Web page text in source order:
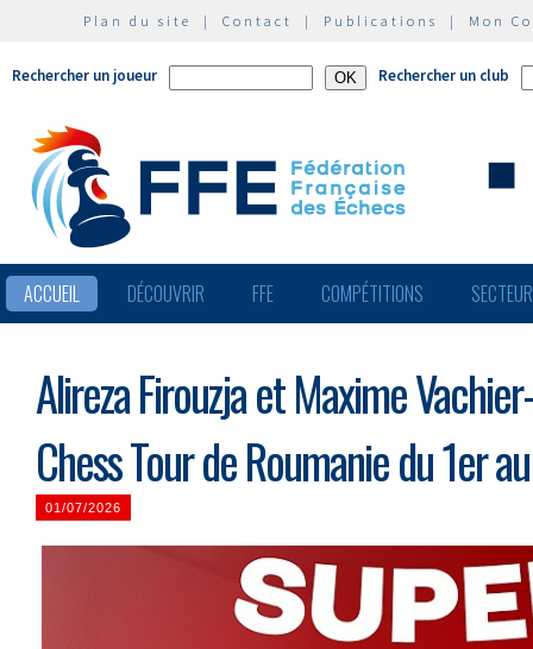
Plan du site | Contact | Publications | Mon
Rechercher un joueur Rechercher un club
ACCUEIL DÉCOUVRIR FFE COMPÉTITIONS
Alireza Firouzja et Maxime
Chess Tour de Roumanie du 1er
01/07/2026